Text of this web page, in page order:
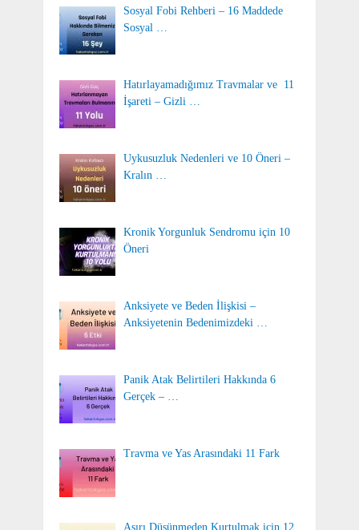
Sosyal Fobi Rehberi – 16 Maddede
Sosyal …
Hatırlayamadığımız Travmalar ve 11
İşareti – Gizli …
Uykusuzluk Nedenleri ve 10 Öneri –
Kralın …
Kronik Yorgunluk Sendromu için 10
Öneri
Anksiyete ve Beden İlişkisi –
Anksiyetenin Bedenimizdeki …
Panik Atak Belirtileri Hakkında 6
Gerçek – …
Travma ve Yas Arasındaki 11 Fark
Aşırı Düşünmeden Kurtulmak için 12